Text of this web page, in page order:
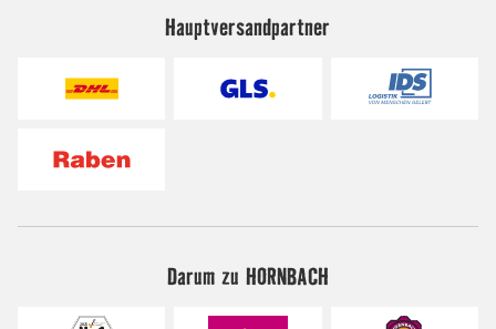
Hauptversandpartner
Darum zu HORNBACH